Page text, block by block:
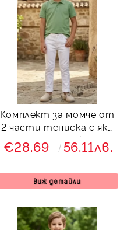
Комплект за момче от
2 части тениска с яка
в зелено и бял
панталон
€28.69 56.11лв.
Виж детайли